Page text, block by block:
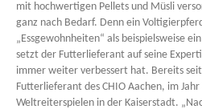
mit hochwertigen Pellets und Müsli
ganz nach Bedarf. Denn ein
„Essgewohnheiten“ als beispielsweise
setzt der Futterlieferant auf seine
immer weiter verbessert hat. Bereits
Futterlieferant des CHIO Aachen, im
Weltreiterspielen in der Kaiserstadt.